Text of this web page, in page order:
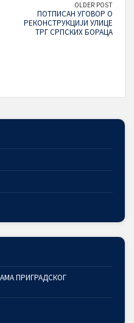
OLDER POST
ПОТПИСАН УГОВОР О
РЕКОНСТРУКЦИЈИ УЛИЦЕ
ТРГ СРПСКИХ БОРАЦА
ПРИГРАДСКОГ